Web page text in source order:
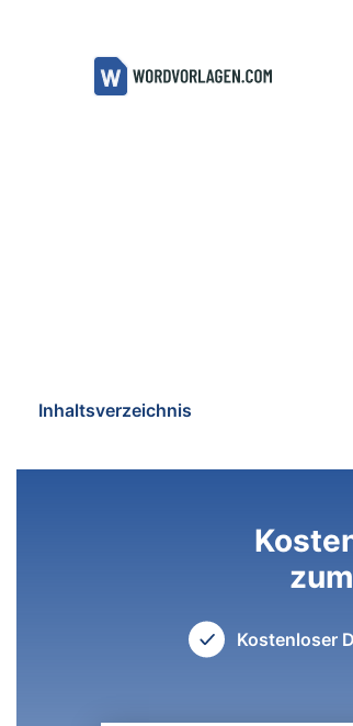
Inhaltsverzeichnis
Kostenloser